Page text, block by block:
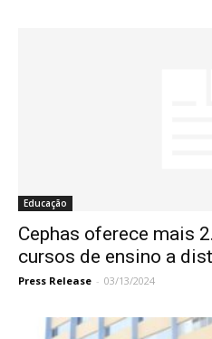
Educação
Cephas oferece mais
cursos de ensino a
Press Release - 03/13/2024